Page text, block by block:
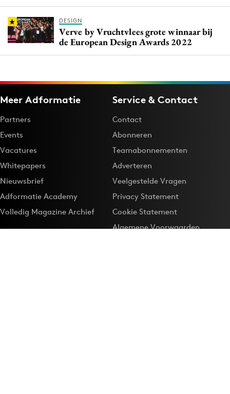
DESIGN
Verve by Vruchtvlees grote winnaar bij
de European Design Awards 2022
Meer Adformatie
Partners
Events
Vacatures
Whitepapers
Nieuwsbrief
Adformatie Academy
Volledig Magazine Archief
Service & Contact
Contact
Abonneren
Teamabonnementen
Adverteren
Veelgestelde Vragen
Privacy Statement
Cookie Statement
Algemene Voorwaarden